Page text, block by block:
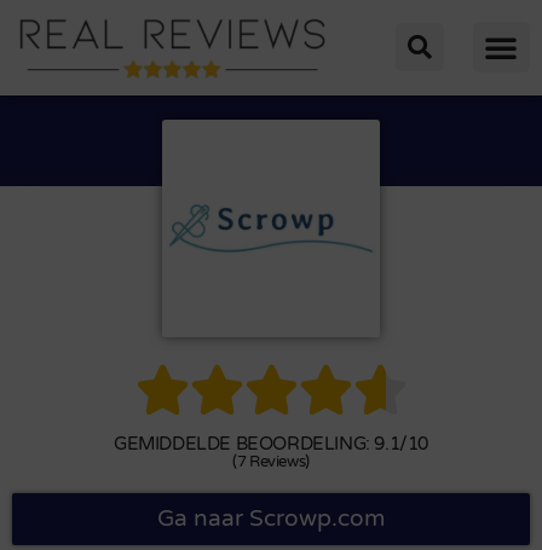

GEMIDDELDE BEOORDELING: 9.1/10
(7 Reviews)
Ga naar Scrowp.com